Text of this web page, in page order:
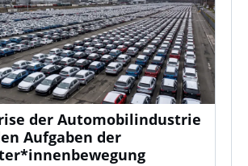
der Automobilindustrie
Aufgaben der